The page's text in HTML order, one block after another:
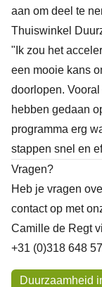
aan om deel te
Thuiswinkel
"Ik zou het
een mooie kans
doorlopen.
hebben gedaan
programma erg
stappen snel en
Vragen?
Heb je vragen
contact op met
Camille de Regt
+31 (0)318 648
Onderwerpen
Duurzaamheid